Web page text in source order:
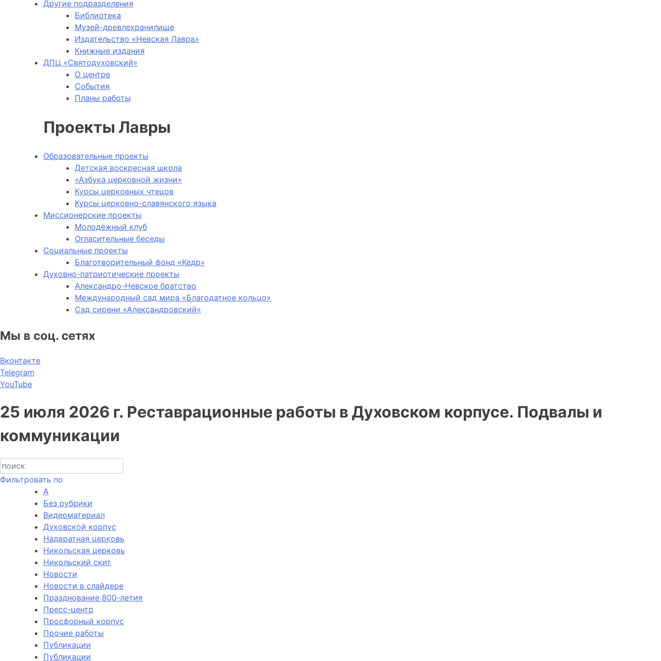
Другие подразделения
Библиотека
Музей-древлехранилище
Издательство «Невская Лавра»
Книжные издания
ДПЦ «Святодуховский»
О центре
События
Планы работы
Проекты Лавры
Образовательные проекты
Детская воскресная школа
«Азбука церковной жизни»
Курсы церковных чтецов
Курсы церковно-славянского языка
Миссионерские проекты
Молодёжный клуб
Огласительные беседы
Социальные проекты
Благотворительный фонд «Кедр»
Духовно-патриотические проекты
Александро-Невское братство
Международный сад мира «Благодатное кольцо»
Сад сирени «Александровский»
Мы в соц. сетях
Вконтакте
Telegram
YouTube
25 июля 2026 г. Реставрационные работы в Духовском корпусе. Подвалы и
коммуникации
Фильтровать по
А
Без рубрики
Видеоматериал
Духовской корпус
Надвратная церковь
Никольская церковь
Никольский скит
Новости
Новости в слайдере
Празднование 800-летия
Пресс-центр
Просфорный корпус
Прочие работы
Публикации
Публикации